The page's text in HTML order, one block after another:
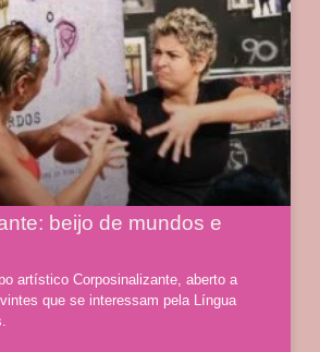
beijo de mundos e
artístico Corposinalizante, aberto a
que se interessam pela Língua